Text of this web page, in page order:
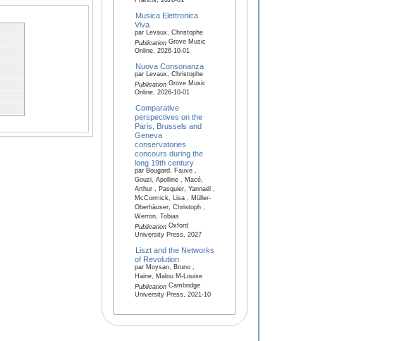
Musica Elettronica
Viva
par Levaux, Christophe
PublicationGrove Music
Online, 2026-10-01
Nuova Consonanza
par Levaux, Christophe
PublicationGrove Music
Online, 2026-10-01
Comparative
perspectives on the
Paris, Brussels and
Geneva
conservatories
concours during the
long 19th century
par Bougard, Fauve ,
Gouzi, Apolline , Macé,
Arthur , Pasquier, Yannaël ,
McCormick, Lisa , Müller-
Oberhäuser, Christoph ,
Werron, Tobias
PublicationOxford
University Press, 2027
Liszt and the Networks
of Revolution
par Moysan, Bruno ,
Haine, Malou M-Louise
PublicationCambridge
University Press, 2021-10